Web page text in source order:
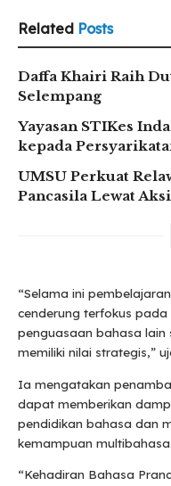
Related Posts
Daffa Khairi Raih
Selempang
Yayasan STIKes
kepada
UMSU Perkuat
Pancasila Lewat
“Selama ini
cenderung terfokus
penguasaan bahasa lain
memiliki nilai strategis,”
Ia mengatakan
dapat memberikan
pendidikan bahasa dan
kemampuan multibahasa.
“Kehadiran Bahasa